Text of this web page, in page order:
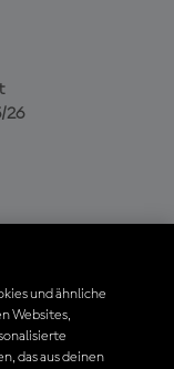
26
und ähnliche
Websites,
das aus deinen